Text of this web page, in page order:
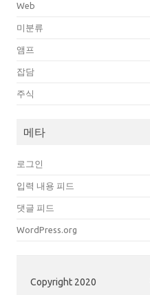
Web
미분류
앰프
잡담
주식
메타
로그인
입력 내용 피드
댓글 피드
WordPress.org
Copyright 2020